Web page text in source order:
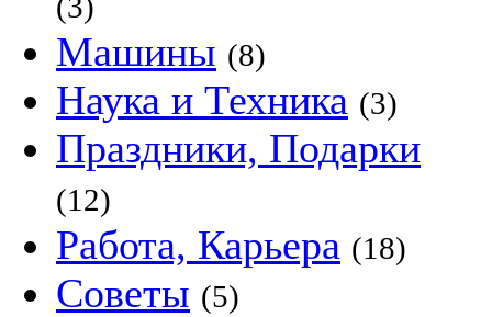
Машины (8)
Наука и Техника (3)
Праздники, Подарки
(12)
Работа, Карьера (18)
Советы (5)